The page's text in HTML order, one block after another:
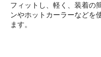
フィットし、軽く、装着の
ンやホットカーラーなどを
ます。